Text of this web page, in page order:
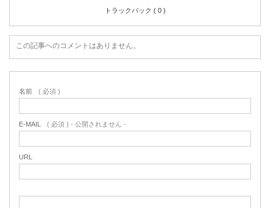
トラックバック ( 0 )
この記事へのコメントはありません。
名前 ( 必須 )
E-MAIL ( 必須 ) - 公開されません -
URL